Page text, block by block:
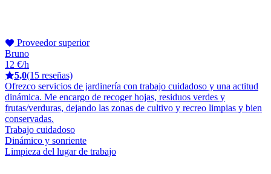
Proveedor superior
Bruno
12 €/h
5,0(15 reseñas)
Ofrezco servicios de jardinería con trabajo cuidadoso y una actitud
dinámica. Me encargo de recoger hojas, residuos verdes y
frutas/verduras, dejando las zonas de cultivo y recreo limpias y bien
conservadas.
Trabajo cuidadoso
Dinámico y sonriente
Limpieza del lugar de trabajo